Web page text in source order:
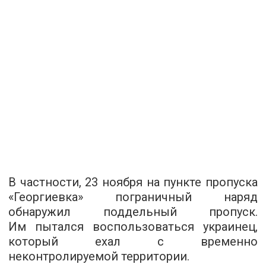
В частности, 23 ноября на пункте пропуска
«Георгиевка» пограничный наряд
обнаружил поддельный пропуск.
Им пытался воспользоваться украинец,
который ехал с временно
неконтролируемой территории.